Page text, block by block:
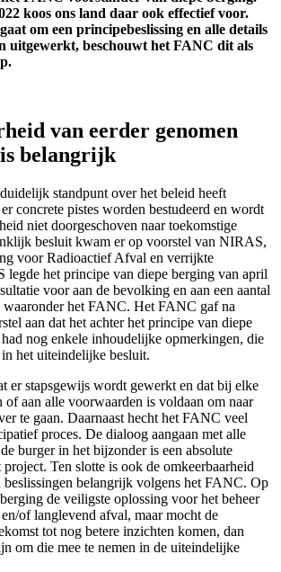
koos ons land daar ook effectief voor.
om een principebeslissing en alle details
uitgewerkt, beschouwt het FANC dit als
van eerder genomen
belangrijk
standpunt over het beleid heeft
concrete pistes worden bestudeerd en wordt
niet doorgeschoven naar toekomstige
besluit kwam er op voorstel van NIRAS,
voor Radioactief Afval en verrijkte
het principe van diepe berging van april
voor aan de bevolking en aan een aantal
waaronder het FANC. Het FANC gaf na
aan dat het achter het principe van diepe
nog enkele inhoudelijke opmerkingen, die
het uiteindelijke besluit.
er stapsgewijs wordt gewerkt en dat bij elke
of aan alle voorwaarden is voldaan om naar
te gaan. Daarnaast hecht het FANC veel
proces. De dialoog aangaan met alle
burger in het bijzonder is een absolute
Ten slotte is ook de omkeerbaarheid
beslissingen belangrijk volgens het FANC. Op
de veiligste oplossing voor het beheer
of langlevend afval, maar mocht de
tot nog betere inzichten komen, dan
om die mee te nemen in de uiteindelijke